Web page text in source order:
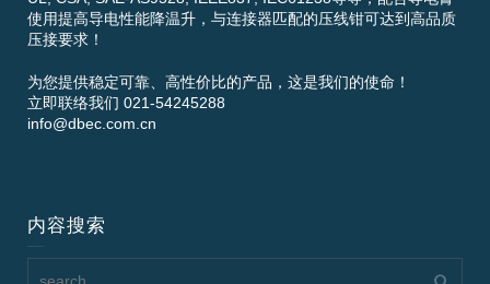
使用提高导电性能降温升，与连接器匹配的压线钳可达到高品质
压接要求！
为您提供稳定可靠、高性价比的产品，这是我们的使命！
立即联络我们 021-54245288
info@dbec.com.cn
内容搜索